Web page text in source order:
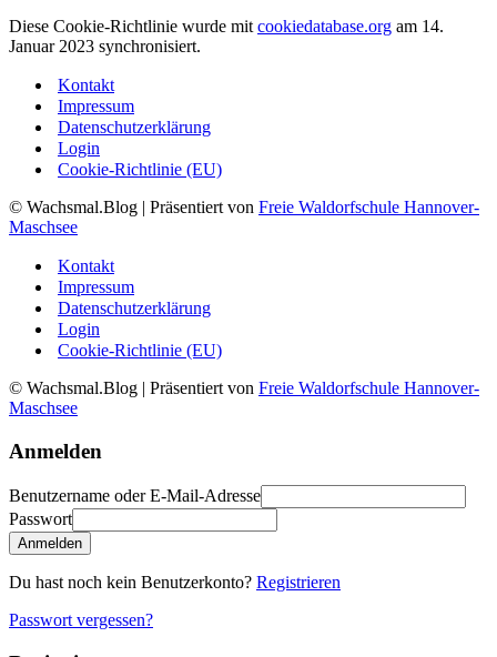
Diese Cookie-Richtlinie wurde mitcookiedatabase.org am 14.
Januar 2023 synchronisiert.
Kontakt
Impressum
Datenschutzerklärung
Login
Cookie-Richtlinie (EU)
© Wachsmal.Blog | Präsentiert von Freie Waldorfschule Hannover-
Maschsee
Kontakt
Impressum
Datenschutzerklärung
Login
Cookie-Richtlinie (EU)
© Wachsmal.Blog | Präsentiert von Freie Waldorfschule Hannover-
Maschsee
Anmelden
Benutzername oder E-Mail-Adresse
Passwort
Anmelden
Du hast noch kein Benutzerkonto? Registrieren
Passwort vergessen?